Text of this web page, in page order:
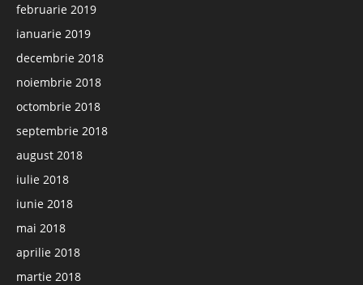
februarie 2019
ianuarie 2019
decembrie 2018
noiembrie 2018
octombrie 2018
septembrie 2018
august 2018
iulie 2018
iunie 2018
mai 2018
aprilie 2018
martie 2018